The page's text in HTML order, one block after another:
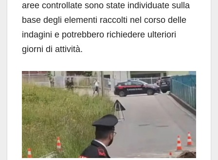
aree controllate sono state individuate sulla
base degli elementi raccolti nel corso delle
indagini e potrebbero richiedere ulteriori
giorni di attività.